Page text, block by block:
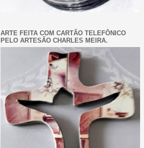
ARTE FEITA COM CARTÃO TELEFÔNICO
PELO ARTESÃO CHARLES MEIRA.